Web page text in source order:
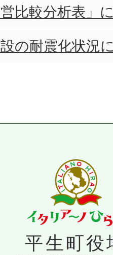
比較分析表」
の耐震化状況
平生町役